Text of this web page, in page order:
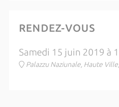
RENDEZ-VOUS
Samedi 15 juin 2019 à
Palazzu Naziunale, Haute